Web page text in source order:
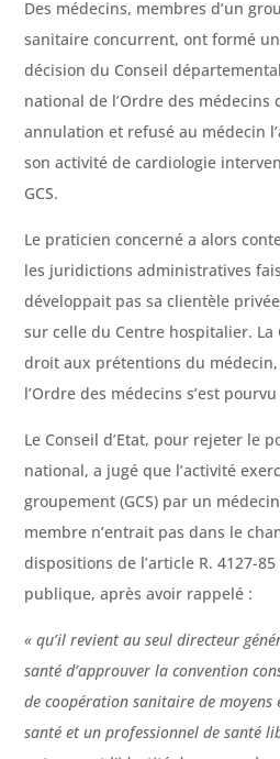
Des médecins, membres d’un
sanitaire concurrent, ont formé
décision du Conseil
national de l’Ordre des médecins
annulation et refusé au médecin
son activité de cardiologie
GCS.
Le praticien concerné a alors
les juridictions administratives
développait pas sa clientèle
sur celle du Centre hospitalier. La
droit aux prétentions du
l’Ordre des médecins s’est
Le Conseil d’Etat, pour rejeter le
national, a jugé que l’activité
groupement (GCS) par un
membre n’entrait pas dans le
dispositions de l’article R. 4127-
publique, après avoir rappelé :
« qu’il revient au seul directeur
santé d’approuver la convention
de coopération sanitaire de moyens
santé et un professionnel de santé